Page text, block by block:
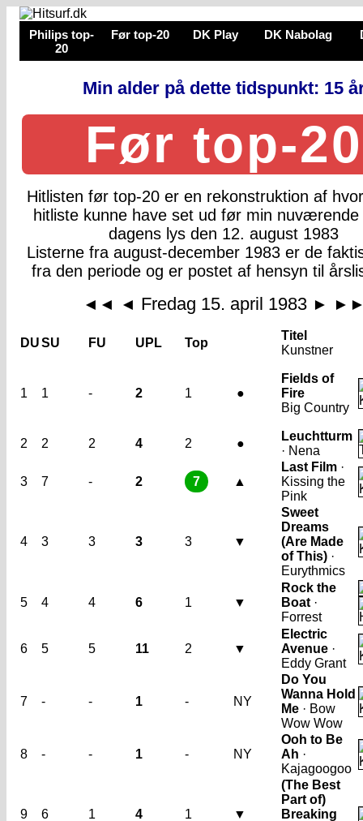
Philips top-
20
Før top-20 DK Play DK Nabolag
Min alder på dette tidspunkt: 15
Før top-20
Hitlisten før top-20 er en rekonstruktion af
hitliste kunne have set ud før min nuværende
dagens lys den 12. august 1983
Listerne fra august-december 1983 er de
fra den periode og er postet af hensyn til
◄◄
◄ Fredag 15. april 1983 ►
DUSU FU UPL Top
Titel
Kunstner
1 1 - 2 1 ●
Fields of
Fire
Big Country
2 2 2 4 2 ●
Leuchtturm
· Nena
3 7 - 2 7 ▲
Last Film ·
Kissing the
Pink
4 3 3 3 3 ▼
Sweet
Dreams
(Are Made
of This) ·
Eurythmics
5 4 4 6 1 ▼
Rock the
Boat ·
Forrest
6 5 5 11 2 ▼
Electric
Avenue ·
Eddy Grant
7 - - 1 - NY
Do You
Wanna Hold
Me · Bow
Wow Wow
8 - - 1 - NY
Ooh to Be
Ah ·
Kajagoogoo
9 6 1 4 1 ▼
(The Best
Part of)
Breaking